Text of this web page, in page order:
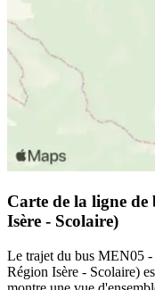
Carte de la ligne
Isère - Scolaire)
Le trajet du bus MEN05
Région Isère - Scolaire)